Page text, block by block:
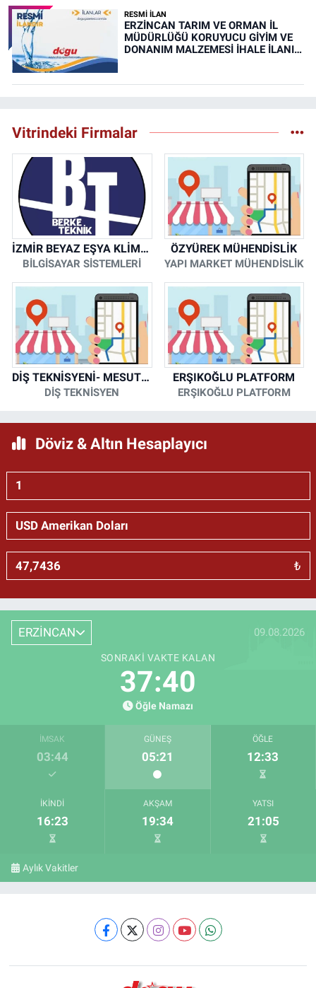
RESMİ İLAN
ERZİNCAN TARIM VE ORMAN İL
MÜDÜRLÜĞÜ KORUYUCU GİYİM VE
DONANIM MALZEMESİ İHALE İLANI
Vitrindeki Firmalar
İZMİR BEYAZ EŞYA KLİMA KOMBİ SERVİSİ
BİLGİSAYAR SİSTEMLERİ
ÖZYÜREK MÜHENDİSLİK
YAPI MARKET MÜHENDİSLİK
DİŞ TEKNİSYENİ- MESUT KORKMAZ
DİŞ TEKNİSYEN
ERŞIKOĞLU PLATFORM
ERŞIKOĞLU PLATFORM
Döviz & Altın Hesaplayıcı
₺
ERZİNCAN 09.08.2026
SONRAKI VAKTE KALAN
37:39
Öğle Namazı
İMSAK
03:44
GÜNEŞ
05:21
ÖĞLE
12:33
İKINDI
16:23
AKŞAM
19:34
YATSI
21:05
Aylık Vakitler